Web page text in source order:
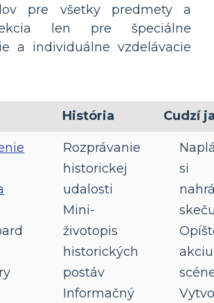
pre všetky predmety a
len pre špeciálne
a individuálne vzdelávacie
História Cudzí
Rozprávanie
historickej
udalosti
Mini-
životopis
historických
postáv
Informačný
si